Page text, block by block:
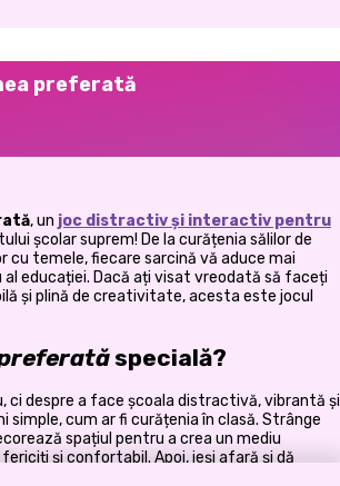
preferată
, un joc distractiv și interactiv pentru
școlar suprem! De la curățenia sălilor de
cu temele, fiecare sarcină vă aduce mai
educației. Dacă ați visat vreodată să faceți
și plină de creativitate, acesta este jocul
specială?
ci despre a face școala distractivă, vibrantă și
simple, cum ar fi curățenia în clasă. Strânge
spațiul pentru a crea un mediu
și confortabil. Apoi, ieși afară și dă